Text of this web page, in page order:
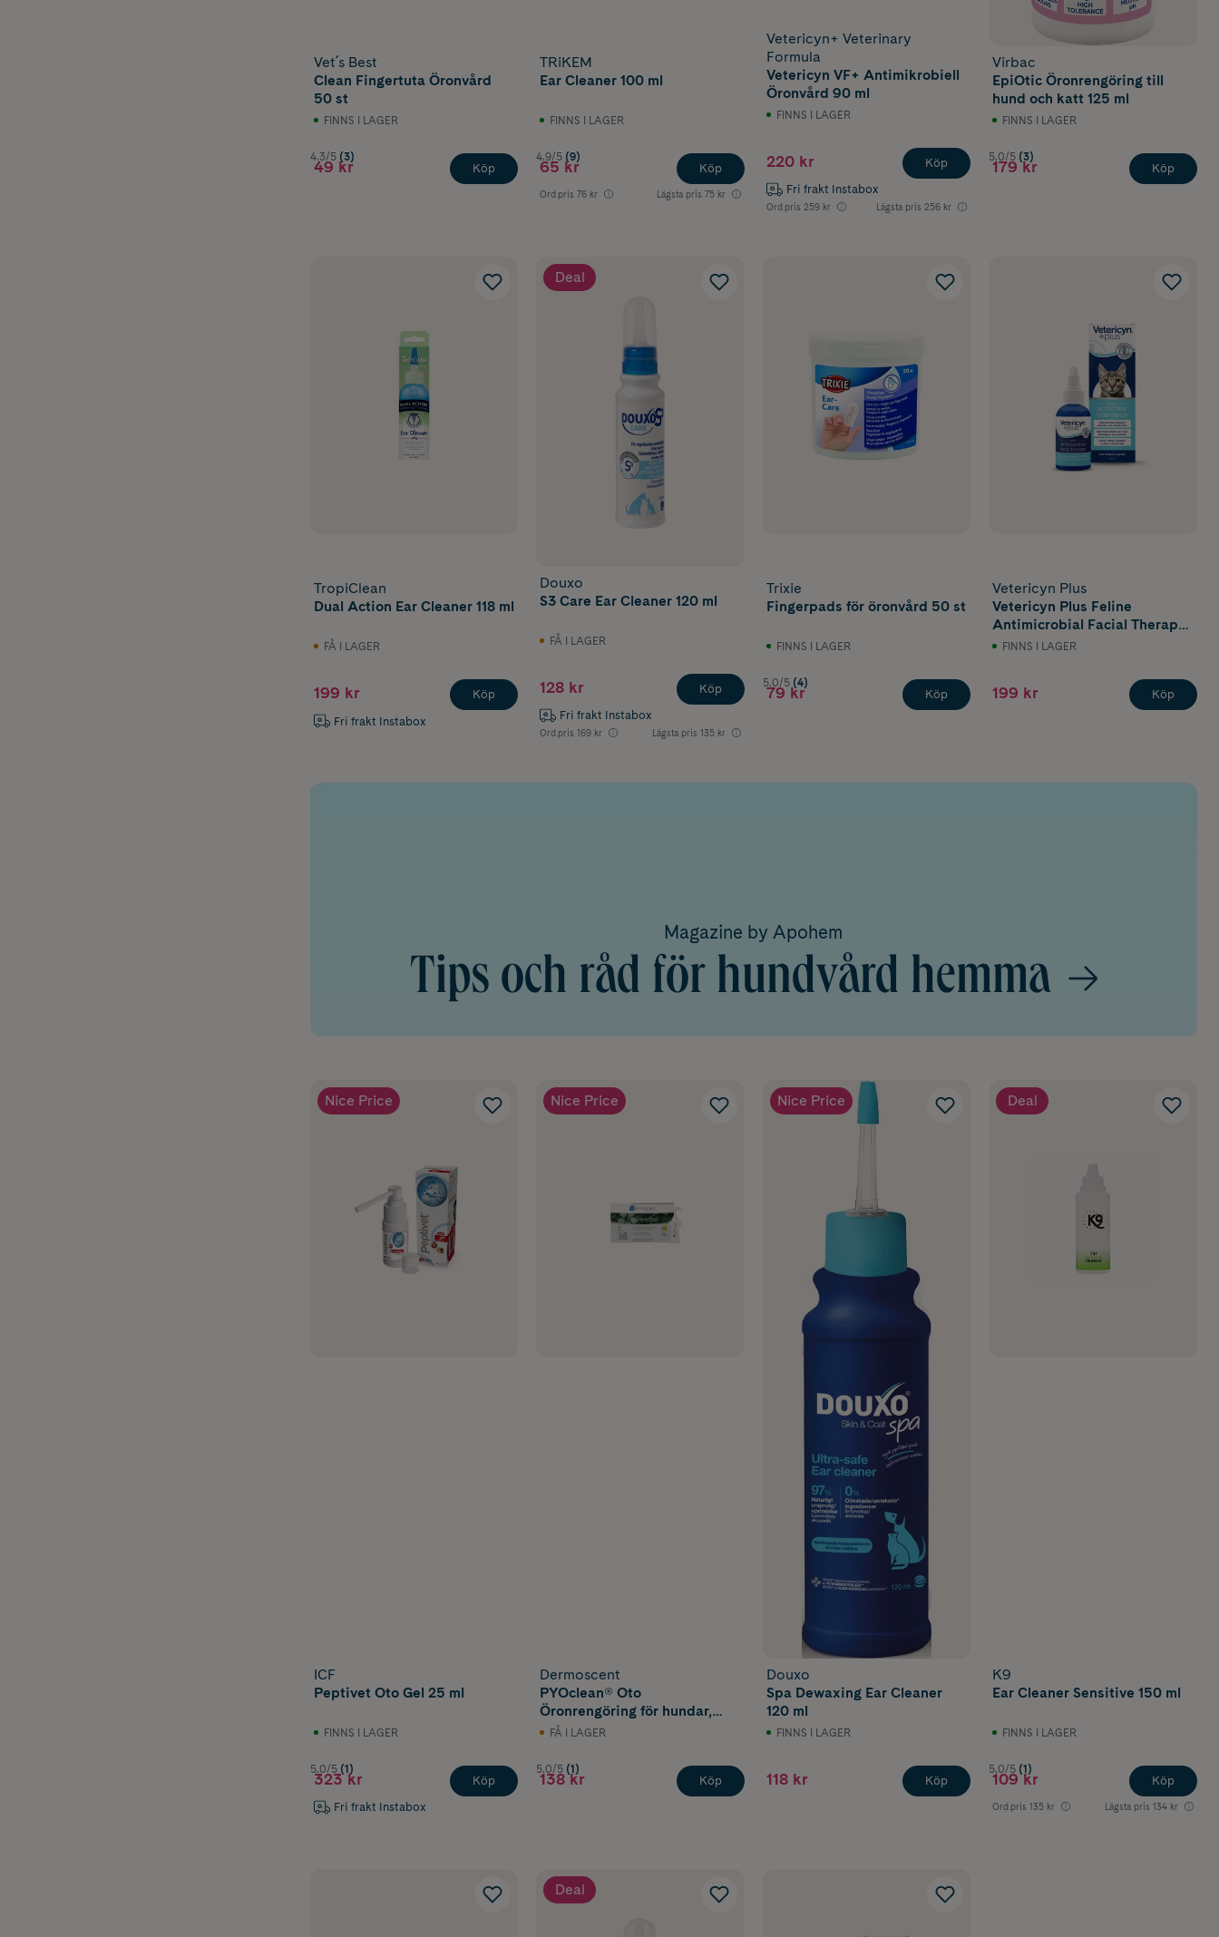
Vet´s Best
Clean Fingertuta Öronvård
50 st
FINNS I LAGER
4.3/5 (3)
49 kr Köp
TRiKEM
Ear Cleaner 100 ml
FINNS I LAGER
4.9/5 (9)
65 kr
Ord.pris 76 kr Lägsta pris 75 kr
Köp
Vetericyn+ Veterinary
Formula
Vetericyn VF+ Antimikrobiell
Öronvård 90 ml
FINNS I LAGER
220 kr
Fri frakt Instabox
Ord.pris 259 kr Lägsta pris 256 kr
Köp
Virbac
EpiOtic Öronrengöring till
hund och katt 125 ml
FINNS I LAGER
5.0/5 (3)
179 kr Köp
TropiClean
Dual Action Ear Cleaner 118 ml
FÅ I LAGER
199 kr
Fri frakt Instabox
Köp
Deal
Douxo
S3 Care Ear Cleaner 120 ml
FÅ I LAGER
128 kr
Fri frakt Instabox
Ord.pris 169 kr Lägsta pris 135 kr
Köp
Trixie
Fingerpads för öronvård 50 st
FINNS I LAGER
5.0/5 (4)
79 kr Köp
Vetericyn Plus
Vetericyn Plus Feline
Antimicrobial Facial Therapy
55 ml
FINNS I LAGER
199 kr Köp
Magazine by Apohem
Tips och råd för hundvård hemma
Nice Price
ICF
Peptivet Oto Gel 25 ml
FINNS I LAGER
5.0/5 (1)
323 kr
Fri frakt Instabox
Köp
Nice Price
Dermoscent
PYOclean® Oto
Öronrengöring för hundar,
katter & kaniner 10 x 5 ml
FÅ I LAGER
5.0/5 (1)
138 kr Köp
Nice Price
Douxo
Spa Dewaxing Ear Cleaner
120 ml
FINNS I LAGER
118 kr Köp
Deal
K9
Ear Cleaner Sensitive 150 ml
FINNS I LAGER
5.0/5 (1)
109 kr
Ord.pris 135 kr Lägsta pris 134 kr
Köp
Deal